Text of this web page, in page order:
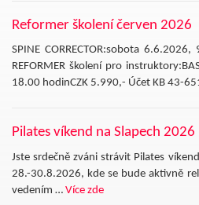
Reformer školení červen 2026
SPINE CORRECTOR:sobota
REFORMER školení pro
18.00 hodinCZK 5.990,- Účet KB 43-
Pilates víkend na Slapech 2026
Jste srdečně zváni strávit Pilates
28.-30.8.2026, kde se bude aktivně
vedením … Více zde